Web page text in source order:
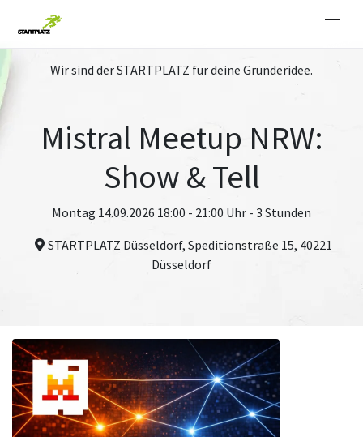
Wir sind der STARTPLATZ für deine Gründeridee.
Mistral Meetup NRW:
Show & Tell
Montag 14.09.2026 18:00 - 21:00 Uhr - 3 Stunden
STARTPLATZ Düsseldorf, Speditionstraße 15, 40221
Düsseldorf